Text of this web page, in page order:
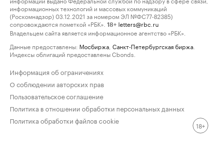
информационных технологий и массовых коммуникаций
(Роскомнадзор) 03.12.2021 за номером ЭЛ №ФС77-82385)
сопровождаются пометкой «РБК».
18+ letters@rbc.ru
Владельцем сайта является информационное агентство «РБК».
Данные предоставлены: Мосбиржа Санкт-Петербургская биржа
Индексы облигаций предоставлены Cbonds.
Информация об ограничениях
О соблюдении авторских прав
Пользовательское соглашение
Политика в отношении обработки персональных данных
Политика обработки файлов cookie
18+